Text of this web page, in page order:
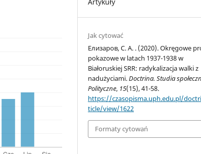
Jak cytować
Елизаров, С. А. . (2020). Okręgowe
pokazowe w latach 1937-1938 w
Białoruskiej SRR: radykalizacja walki z
nadużyciami.Doctrina. Studia
Polityczne, 15(15), 41-58.
https://czasopisma.uph.edu.pl/
ticle/view/1622
Formaty cytowań